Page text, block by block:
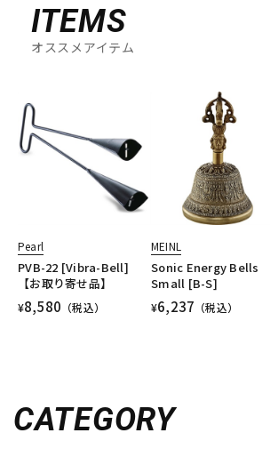
ITEMS
オススメアイテム
Pearl
PVB-22 [Vibra-Bell]
【お取り寄せ品】
¥8,580 （税込）
MEINL
Sonic Energy Bells
Small [B-S]
¥6,237 （税込）
CATEGORY